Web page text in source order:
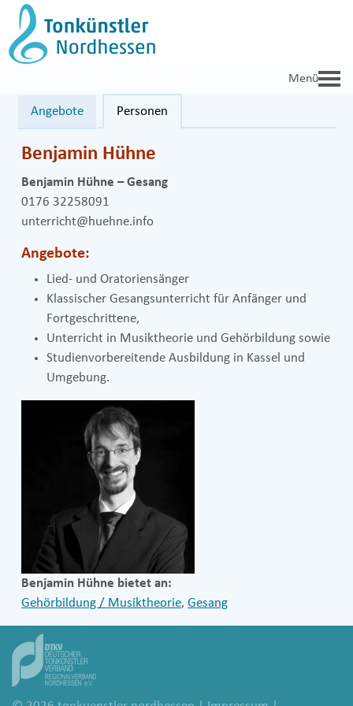
Zum
Inhalt
springen
Angebote Personen
Benjamin Hühne
Benjamin Hühne – Gesang
0176 32258091
unterricht@huehne.info
Angebote:
Lied- und Oratoriensänger
Klassischer Gesangsunterricht für Anfänger und
Fortgeschrittene,
Unterricht in Musiktheorie und Gehörbildung sowie
Studienvorbereitende Ausbildung in Kassel und
Umgebung.
Benjamin Hühne bietet an:
Gehörbildung / Musiktheorie, Gesang